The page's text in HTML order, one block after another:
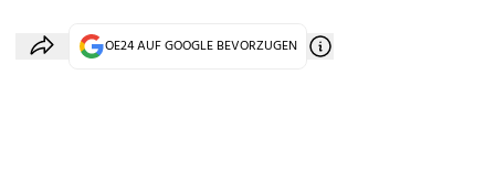
OE24 AUF GOOGLE BEVORZUGEN